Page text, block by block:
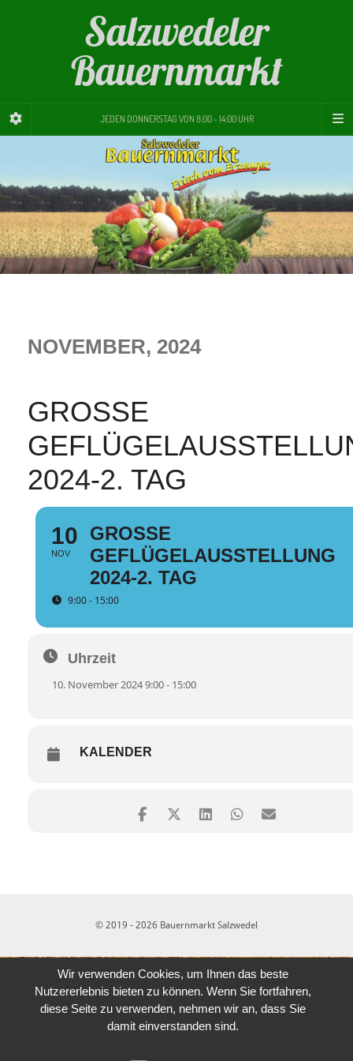
Salzwedeler
Bauernmarkt
JEDEN DONNERSTAG VON 8:00 - 14:00 UHR
NOVEMBER, 2024
GROSSE G
024-2. TAG
10
NOV
GROSSE G
EFLÜGELAUSSTELLUNG 2
024-2. TAG
9:00 - 15:00
Uhrzeit
10. November 2024 9:00 - 15:00
KALENDER
© 2019 - 2026 Bauernmarkt Salzwedel
Wir verwenden Cookies, um Ihnen das beste
Nutzererlebnis bieten zu können. Wenn Sie fortfahren,
diese Seite zu verwenden, nehmen wir an, dass Sie
damit einverstanden sind.